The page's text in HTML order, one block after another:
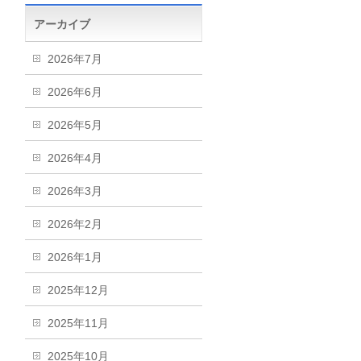
アーカイブ
2026年7月
2026年6月
2026年5月
2026年4月
2026年3月
2026年2月
2026年1月
2025年12月
2025年11月
2025年10月